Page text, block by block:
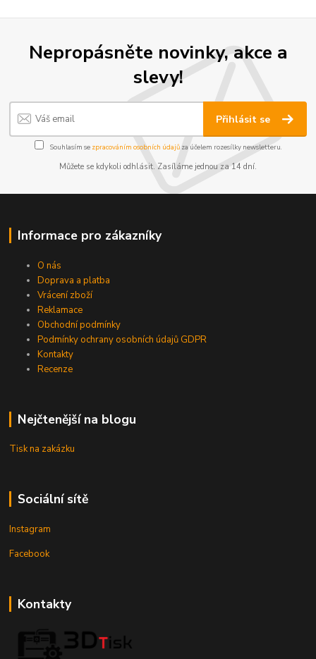
Nepropásněte novinky, akce a
slevy!
Přihlásit se
Souhlasím se zpracováním osobních údajůza účelem rozesílky newsletteru.
Můžete se kdykoli odhlásit. Zasíláme jednou za 14 dní.
Informace pro zákazníky
O nás
Doprava a platba
Vrácení zboží
Reklamace
Obchodní podmínky
Podmínky ochrany osobních údajů GDPR
Kontakty
Recenze
Nejčtenější na blogu
Tisk na zakázku
Sociální sítě
Instagram
Facebook
Kontakty